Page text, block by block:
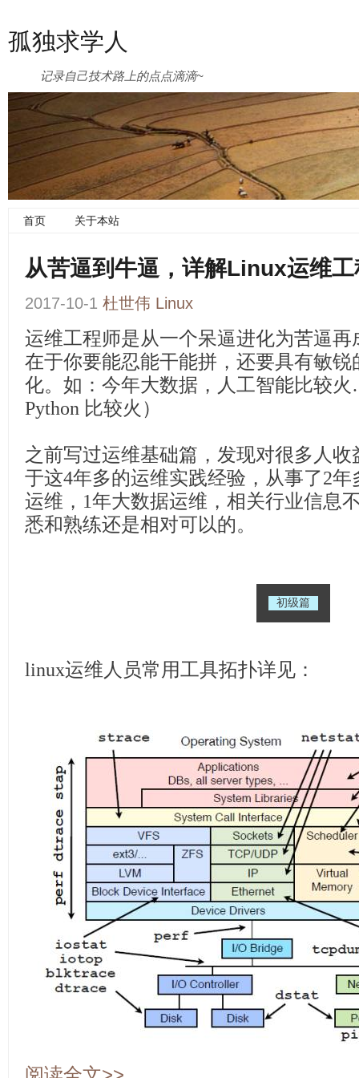
孤独求学人
记录自己技术路上的点点滴滴~
首页 关于本站
从苦逼到牛逼，详解Linux运维
2017-10-1 杜世伟 Linux
运维工程师是从一个呆逼进化为苦逼
在于你要能忍能干能拼，还要具有敏
化。如：今年大数据，人工智能比较
Python 比较火）
之前写过运维基础篇，发现对很多人
于这4年多的运维实践经验，从事了2
运维，1年大数据运维，相关行业信息
悉和熟练还是相对可以的。
初级篇
linux运维人员常用工具拓扑详见：